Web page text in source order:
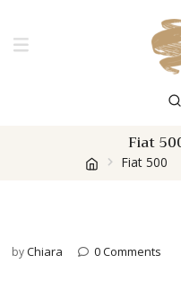
Fiat
Fiat 500
byChiara 0 Comments